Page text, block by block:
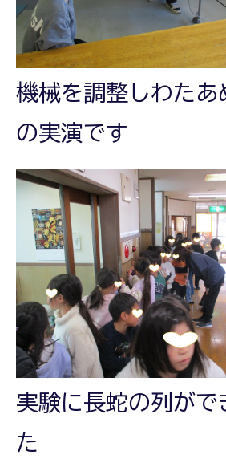
機械を調整しわたあ
の実演です
実験に長蛇の列がで
た